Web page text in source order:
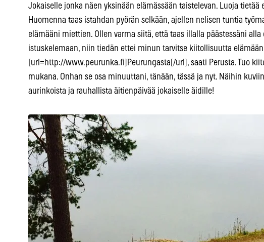
Jokaiselle jonka näen yksinään elämässään taistelevan. Luoja tietää
Huomenna taas istahdan pyörän selkään, ajellen nelisen tuntia
elämääni miettien. Ollen varma siitä, että taas illalla päästessäni alla
istuskelemaan, niin tiedän ettei minun tarvitse kiitollisuutta
[url=http://www.peurunka.fi]Peurungasta[/url], saati Perusta. Tuo
mukana. Onhan se osa minuuttani, tänään, tässä ja nyt. Näihin
aurinkoista ja rauhallista äitienpäivää jokaiselle äidille!